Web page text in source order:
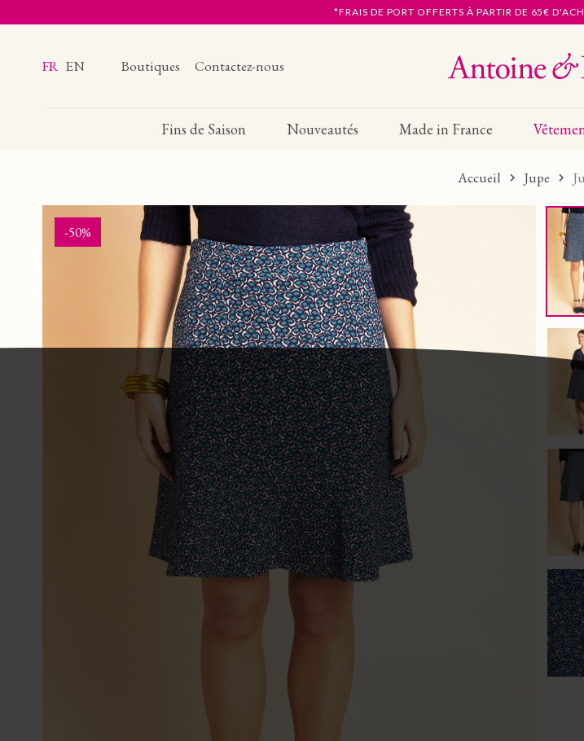
*FRAIS DE PORT OFFERTS À PARTIR DE 65€
FR EN Boutiques Contactez-nous
Fins de Saison Nouveautés Made in France
Accueil Jupe
-50%